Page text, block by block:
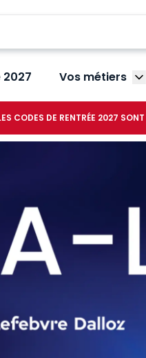
Vos métiers
CODES DE RENTRÉE 2027